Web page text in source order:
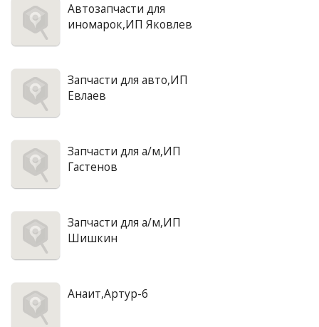
Автозапчасти для
иномарок,ИП Яковлев
Запчасти для авто,ИП
Евлаев
Запчасти для а/м,ИП
Гастенов
Запчасти для а/м,ИП
Шишкин
Анаит,Артур-6